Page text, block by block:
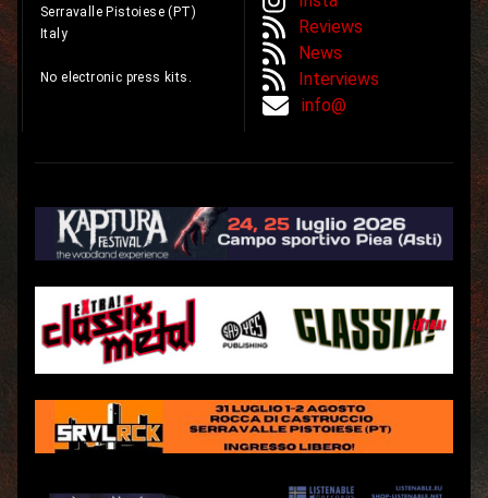
Serravalle Pistoiese (PT)
Italy
No electronic press kits.
Reviews
News
Interviews
info@